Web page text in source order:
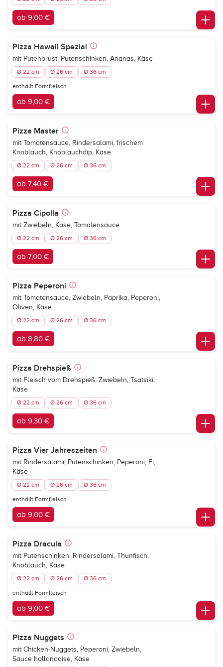
ab 9,00 €
Pizza Hawaii Spezial
mit Putenbrust, Putenschinken, Ananas, Käse
Ø 22 cm Ø 26 cm Ø 36 cm
enthällt Formfleisch
ab 9,00 €
Pizza Master
mit Tomatensauce, Rindersalami, frischem
Knoblauch, Knoblauchdip, Käse
Ø 22 cm Ø 26 cm Ø 36 cm
ab 7,40 €
Pizza Cipolla
mit Zwiebeln, Käse, Tomatensauce
Ø 22 cm Ø 26 cm Ø 36 cm
ab 7,00 €
Pizza Peperoni
mit Tomatensauce, Zwiebeln, Paprika, Peperoni,
Oliven, Käse
Ø 22 cm Ø 26 cm Ø 36 cm
ab 8,80 €
Pizza Drehspieß
mit Fleisch vom Drehspieß, Zwiebeln, Tsatsiki,
Käse
Ø 22 cm Ø 26 cm Ø 36 cm
ab 9,30 €
Pizza Vier Jahreszeiten
mit Rindersalami, Putenschinken, Peperoni, Ei,
Käse
Ø 22 cm Ø 26 cm Ø 36 cm
enthällt Formfleisch
ab 9,00 €
Pizza Dracula
mit Putenschinken, Rindersalami, Thunfisch,
Knoblauch, Käse
Ø 22 cm Ø 26 cm Ø 36 cm
enthällt Formfleisch
ab 9,00 €
Pizza Nuggets
mit Chicken-Nuggets, Peperoni, Zwiebeln,
Sauce hollandaise, Käse